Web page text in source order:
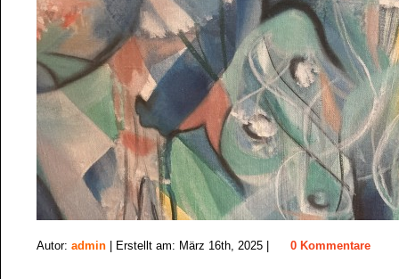
Autor: admin | Erstellt am: März 16th, 2025 | 0 Kommentare